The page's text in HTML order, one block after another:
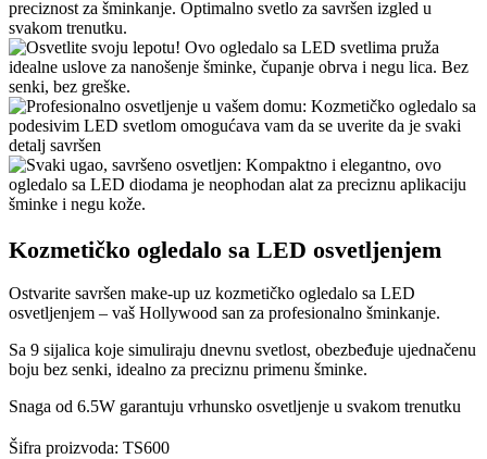
Kozmetičko ogledalo sa LED osvetljenjem
Ostvarite savršen make-up uz kozmetičko ogledalo sa LED
osvetljenjem – vaš Hollywood san za profesionalno šminkanje.
Sa 9 sijalica koje simuliraju dnevnu svetlost, obezbeđuje ujednačenu
boju bez senki, idealno za preciznu primenu šminke.
Snaga od 6.5W garantuju vrhunsko osvetljenje u svakom trenutku
Šifra proizvoda: TS600